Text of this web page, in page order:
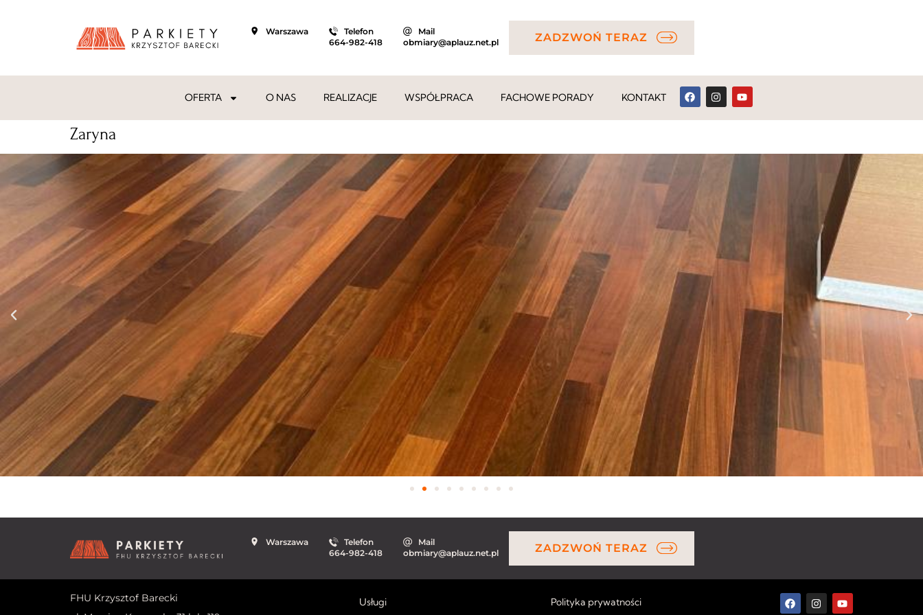
Warszawa
Telefon
664-982-418
Mail
obmiary@aplauz.net.pl
ZADZWOŃ TERAZ
OFERTA O NAS REALIZACJE WSPÓŁPRACA FACHOWE PORADY KONTAKT
Zaryna
Warszawa
Telefon
664-982-418
Mail
obmiary@aplauz.net.pl
ZADZWOŃ TERAZ
FHU Krzysztof Barecki
Usługi
Polityka prywatności